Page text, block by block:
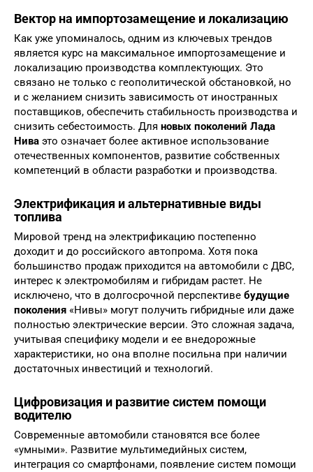
Вектор на импортозамещение и локализацию
Как уже упоминалось, одним из ключевых трендов
является курс на максимальное импортозамещение и
локализацию производства комплектующих. Это
связано не только с геополитической обстановкой, но
и с желанием снизить зависимость от иностранных
поставщиков, обеспечить стабильность производства и
снизить себестоимость. Для новых поколений Лада
Нива это означает более активное использование
отечественных компонентов, развитие собственных
компетенций в области разработки и производства.
Электрификация и альтернативные виды
топлива
Мировой тренд на электрификацию постепенно
доходит и до российского автопрома. Хотя пока
большинство продаж приходится на автомобили с ДВС,
интерес к электромобилям и гибридам растет. Не
исключено, что в долгосрочной перспективе будущие
поколения «Нивы» могут получить гибридные или даже
полностью электрические версии. Это сложная задача,
учитывая специфику модели и ее внедорожные
характеристики, но она вполне посильна при наличии
достаточных инвестиций и технологий.
Цифровизация и развитие систем помощи
водителю
Современные автомобили становятся все более
«умными». Развитие мультимедийных систем,
интеграция со смартфонами, появление систем помощи